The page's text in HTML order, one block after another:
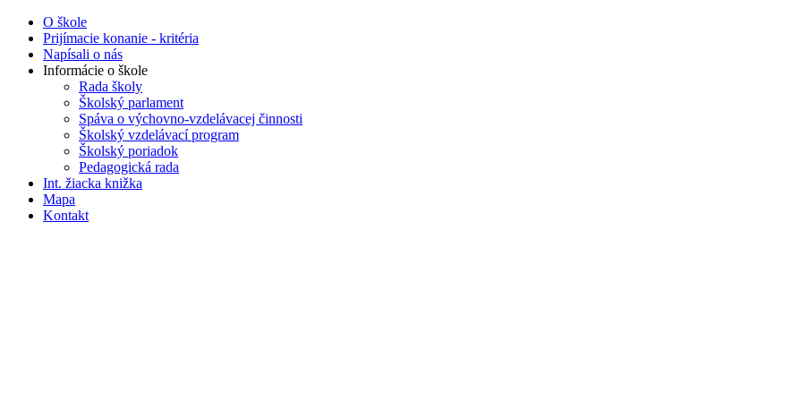
O škole
Prijímacie konanie - kritéria
Napísali o nás
Informácie o škole
Rada školy
Školský parlament
Spáva o výchovno-vzdelávacej činnosti
Školský vzdelávací program
Školský poriadok
Pedagogická rada
Int. žiacka knižka
Mapa
Kontakt